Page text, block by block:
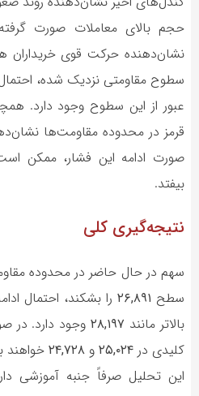
حجم بالای معاملات صورت
نشان‌دهنده حرکت قوی خریداران
سطوح مقاومتی نزدیک شده،
عبور از این سطوح وجود دارد.
قرمز در محدوده مقاومت‌ها
صورت ادامه این فشار، ممکن
بیفتد.
نتیجه‌گیری کلی
سهم در حال حاضر در محدوده
سطح ۲۶,۸۹۱ را بشکند، احتمال
بالاتر مانند ۲۸,۱۹۷وجود دارد. در
کلیدی در ۲۵,۰۲۴ و ۲۴,۷۲۸ خواهند
این تحلیل صرفاً جنبه آموزشی